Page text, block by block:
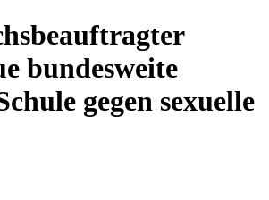
bundesweite
gegen sexuelle